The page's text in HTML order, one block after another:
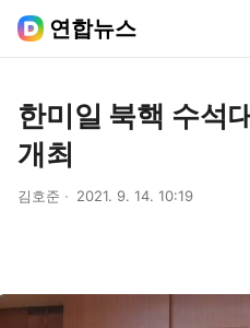
연합뉴스
한미일 북핵 수석
개최
김호준 2021. 9. 14. 10:19